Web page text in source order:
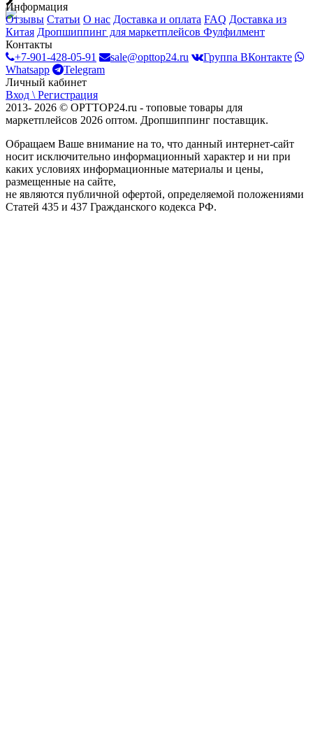
Информация
Отзывы Статьи О нас Доставка и оплата FAQ Доставка из
Китая Дропшиппинг для маркетплейсов Фулфилмент
Контакты
+7-901-428-05-91
sale@opttop24.ru
Группа ВКонтакте
Whatsapp
Telegram
Личный кабинет
Вход \ Регистрация
2013- 2026 © OPTTOP24.ru - топовые товары для
маркетплейсов 2026 оптом. Дропшиппинг поставщик.
Обращаем Ваше внимание на то, что данный интернет-сайт
носит исключительно информационный характер и ни при
каких условиях информационные материалы и цены,
размещенные на сайте,
не являются публичной офертой, определяемой положениями
Статей 435 и 437 Гражданского кодекса РФ.